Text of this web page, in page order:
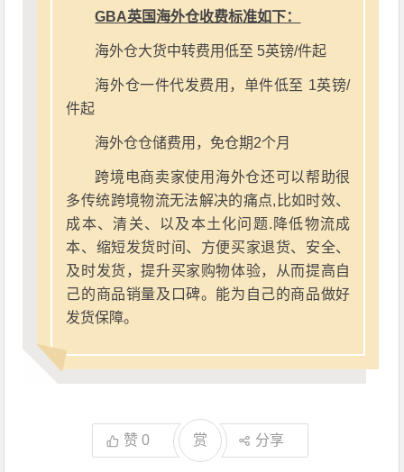
GBA英国海外仓收费标准如下：
海外仓大货中转费用低至 5英镑/件起
海外仓一件代发费用，单件低至 1英镑/
件起
海外仓仓储费用，免仓期2个月
跨境电商卖家使用海外仓还可以帮助很
多传统跨境物流无法解决的痛点,比如时效、
成本、清关、以及本土化问题.降低物流成
本、缩短发货时间、方便买家退货、安全、
及时发货，提升买家购物体验，从而提高自
己的商品销量及口碑。能为自己的商品做好
发货保障。
赞0 赏 分享